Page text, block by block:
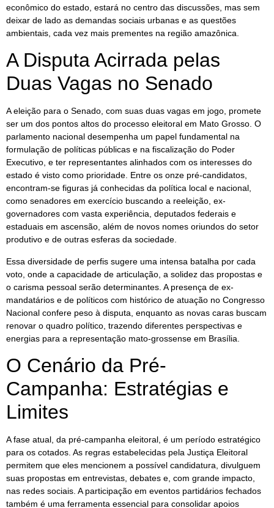
econômico do estado, estará no centro das discussões, mas sem
deixar de lado as demandas sociais urbanas e as questões
ambientais, cada vez mais prementes na região amazônica.
A Disputa Acirrada pelas
Duas Vagas no Senado
A eleição para o Senado, com suas duas vagas em jogo, promete
ser um dos pontos altos do processo eleitoral em Mato Grosso. O
parlamento nacional desempenha um papel fundamental na
formulação de políticas públicas e na fiscalização do Poder
Executivo, e ter representantes alinhados com os interesses do
estado é visto como prioridade. Entre os onze pré-candidatos,
encontram-se figuras já conhecidas da política local e nacional,
como senadores em exercício buscando a reeleição, ex-
governadores com vasta experiência, deputados federais e
estaduais em ascensão, além de novos nomes oriundos do setor
produtivo e de outras esferas da sociedade.
Essa diversidade de perfis sugere uma intensa batalha por cada
voto, onde a capacidade de articulação, a solidez das propostas e
o carisma pessoal serão determinantes. A presença de ex-
mandatários e de políticos com histórico de atuação no Congresso
Nacional confere peso à disputa, enquanto as novas caras buscam
renovar o quadro político, trazendo diferentes perspectivas e
energias para a representação mato-grossense em Brasília.
O Cenário da Pré-
Campanha: Estratégias e
Limites
A fase atual, da pré-campanha eleitoral, é um período estratégico
para os cotados. As regras estabelecidas pela Justiça Eleitoral
permitem que eles mencionem a possível candidatura, divulguem
suas propostas em entrevistas, debates e, com grande impacto,
nas redes sociais. A participação em eventos partidários fechados
também é uma ferramenta essencial para consolidar apoios